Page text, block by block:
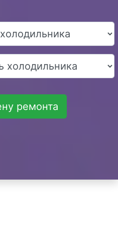
ремонта